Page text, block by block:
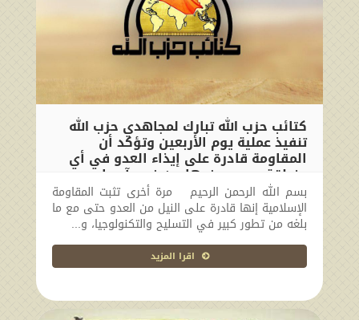
كتائب حزب الله تبارك لمجاهدي حزب الله
تنفيذ عملية يوم الأربعين وتؤكد أن
المقاومة قادرة على إيذاء العدو في أي
منطقة موجود فيها من غرب آسيا
2024-08-25 21:26:34
بسم الله الرحمن الرحيم مرة أخرى تثبت المقاومة
الإسلامية إنها قادرة على النيل من العدو حتى مع ما
بلغه من تطور كبير في التسليح والتكنولوجيا، و...
اقرا المزيد